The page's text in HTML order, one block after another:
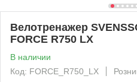
Велотренажер
FORCE R750 LX
В наличии
Код: FORCE_R750_LX